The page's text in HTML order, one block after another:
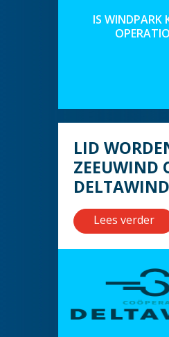
IS WINDPARK
LID
ZEEUWIND
Lees verder